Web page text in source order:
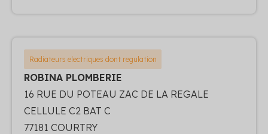
Radiateurs electriques dont regulation
ROBINA PLOMBERIE
16 RUE DU POTEAU ZAC DE LA REGALE
CELLULE C2 BAT C
77181 COURTRY